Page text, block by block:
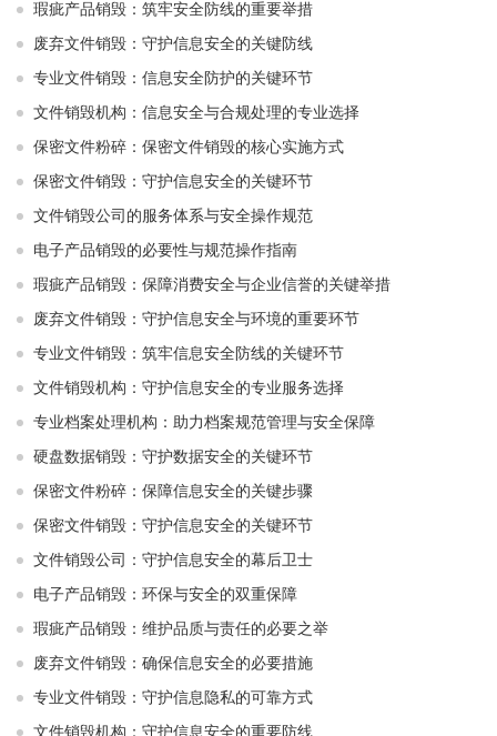
瑕疵产品销毁：筑牢安全防线的重要举措
废弃文件销毁：守护信息安全的关键防线
专业文件销毁：信息安全防护的关键环节
文件销毁机构：信息安全与合规处理的专业选择
保密文件粉碎：保密文件销毁的核心实施方式
保密文件销毁：守护信息安全的关键环节
文件销毁公司的服务体系与安全操作规范
电子产品销毁的必要性与规范操作指南
瑕疵产品销毁：保障消费安全与企业信誉的关键举措
废弃文件销毁：守护信息安全与环境的重要环节
专业文件销毁：筑牢信息安全防线的关键环节
文件销毁机构：守护信息安全的专业服务选择
专业档案处理机构：助力档案规范管理与安全保障
硬盘数据销毁：守护数据安全的关键环节
保密文件粉碎：保障信息安全的关键步骤
保密文件销毁：守护信息安全的关键环节
文件销毁公司：守护信息安全的幕后卫士
电子产品销毁：环保与安全的双重保障
瑕疵产品销毁：维护品质与责任的必要之举
废弃文件销毁：确保信息安全的必要措施
专业文件销毁：守护信息隐私的可靠方式
文件销毁机构：守护信息安全的重要防线